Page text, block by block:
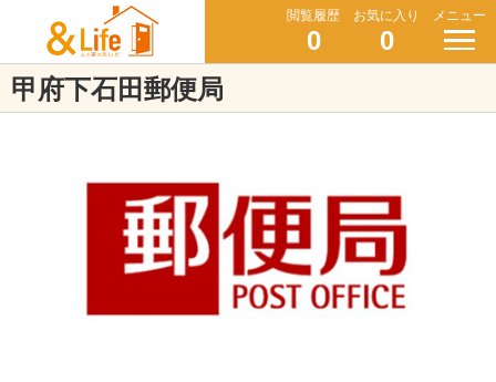
閲覧履歴
0
お気に入り
0
メニュー
甲府下石田郵便局